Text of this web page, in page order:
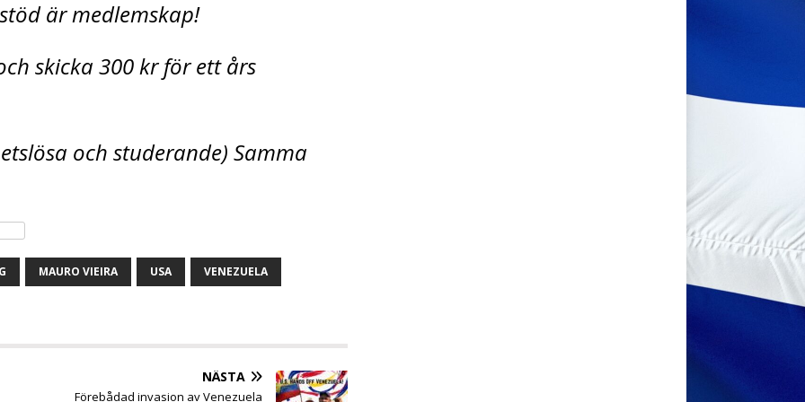
är medlemskap!
skicka 300 kr för ett års
och studerande) Samma
MAURO VIEIRA USA VENEZUELA
NÄSTA
Förebådad invasion av Venezuela